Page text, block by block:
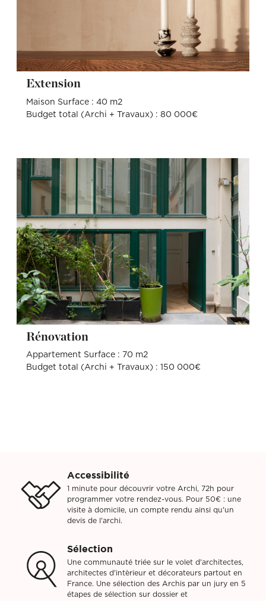
Extension
Maison Surface : 40 m2
Budget total (Archi + Travaux) : 80 000€
Rénovation
Appartement Surface : 70 m2
Budget total (Archi + Travaux) : 150 000€
Accessibilité
1 minute pour découvrir votre Archi, 72h pour
programmer votre rendez-vous. Pour 50€ : une
visite à domicile, un compte rendu ainsi qu'un
devis de l'archi.
Sélection
Une communauté triée sur le volet d'architectes,
architectes d'intèrieur et décorateurs partout en
France. Une sélection des Archis par un jury en 5
étapes de sélection sur dossier et